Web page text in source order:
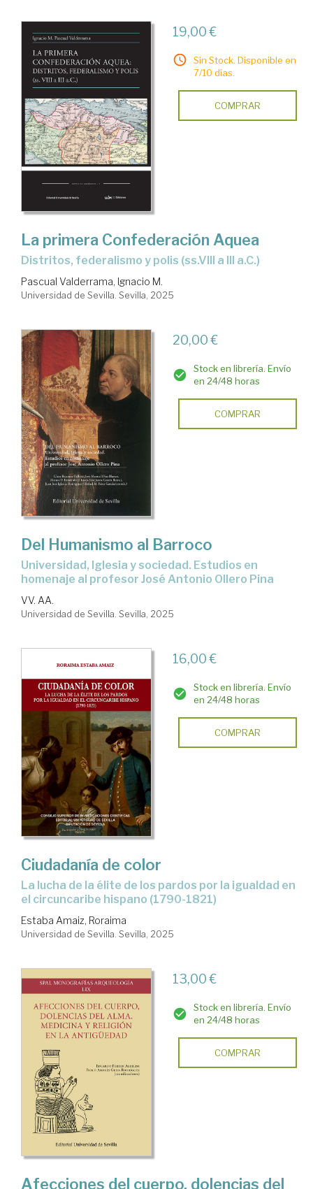
19,00 €
Sin Stock. Disponible en
7/10 días.
COMPRAR
La primera Confederación Aquea
distritos, federalismo y polis (ss.VIII a III a.C.)
Pascual Valderrama, Ignacio M.
Universidad de Sevilla. Sevilla, 2025
20,00 €
Stock en librería. Envío
en 24/48 horas
COMPRAR
Del Humanismo al Barroco
Universidad, Iglesia y sociedad. Estudios en
homenaje al profesor José Antonio Ollero Pina
VV. AA.
Universidad de Sevilla. Sevilla, 2025
16,00 €
Stock en librería. Envío
en 24/48 horas
COMPRAR
Ciudadanía de color
La lucha de la élite de los pardos por la igualdad en
el circuncaribe hispano (1790-1821)
Estaba Amaiz, Roraima
Universidad de Sevilla. Sevilla, 2025
13,00 €
Stock en librería. Envío
en 24/48 horas
COMPRAR
Afecciones del cuerpo, dolencias del